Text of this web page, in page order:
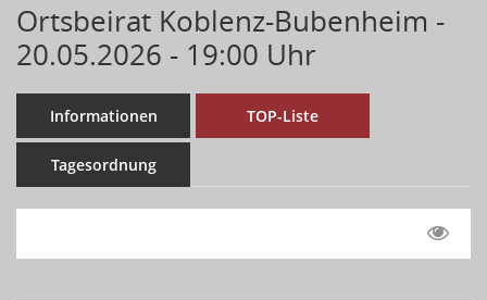
Ortsbeirat Koblenz-Bubenheim -
20.05.2026 - 19:00 Uhr
Informationen TOP-Liste
Tagesordnung